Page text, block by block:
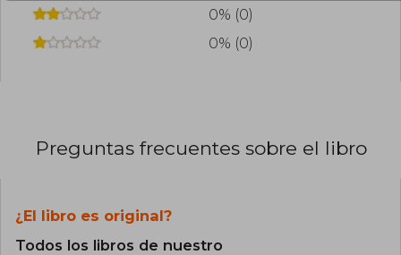
0% (0)
0% (0)
Preguntas frecuentes sobre el libro
¿El libro es original?
Todos los libros de nuestro